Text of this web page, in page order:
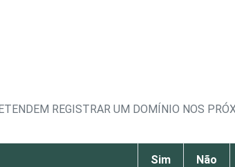
REGISTRAR UM DOMÍNIO NOS
Sim Não